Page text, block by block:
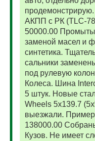
продемонстрирую.
АКПП с РК (TLC-
50000.00
заменой масел и
синтетика.
сальники
под рулевую
Колеса. Шина
5 штук. Новые
Wheels 5x139.7
выезжали.
138000.00
Кузов. Не имеет